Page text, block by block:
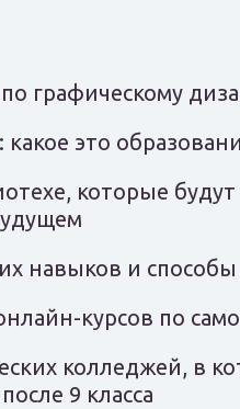
графическому
это
которые будут
навыков и
курсов по
колледжей, в
9 класса